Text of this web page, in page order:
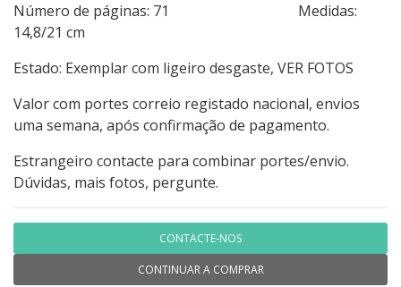
Número de páginas: 71 Medidas:
14,8/21 cm
Estado: Exemplar com ligeiro desgaste, VER FOTOS
Valor com portes correio registado nacional, envios
uma semana, após confirmação de pagamento.
Estrangeiro contacte para combinar portes/envio.
Dúvidas, mais fotos, pergunte.
CONTACTE-NOS
CONTINUAR A COMPRAR